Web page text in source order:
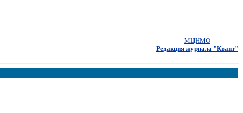
МЦНМО
Редакция журнала "Квант"